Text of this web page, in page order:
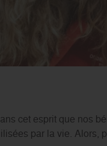
cet esprit que nos
par la vie. Alors,